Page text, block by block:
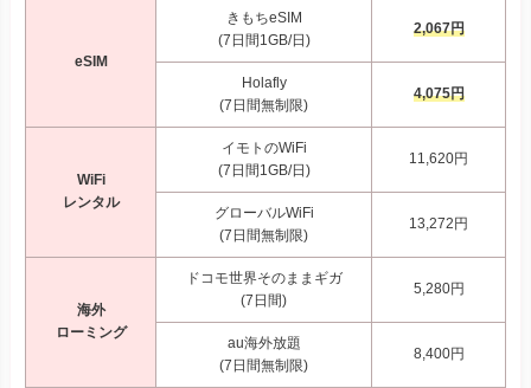
eSIM
きもちeSIM
(7日間1GB/日)
2,067円
Holafly
(7日間無制限)
4,075円
WiFi
レンタル
イモトのWiFi
(7日間1GB/日)
11,620円
グローバルWiFi
(7日間無制限)
13,272円
海外
ローミング
ドコモ世界そのままギガ
(7日間)
5,280円
au海外放題
(7日間無制限)
8,400円